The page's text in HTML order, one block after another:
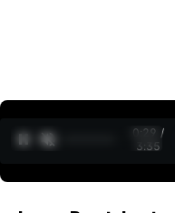
0:30 /
3:35